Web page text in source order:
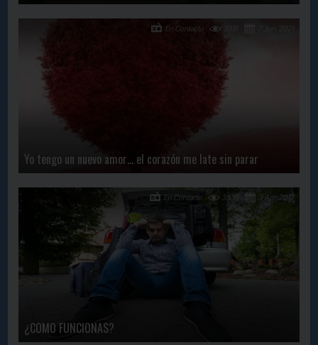
Yo tengo un nuevo amor… el corazón me late sin parar
7 Jun, 2021
En Contacto
¿COMO FUNCIONAS?
3 Apr, 2017
3535
En Contacto